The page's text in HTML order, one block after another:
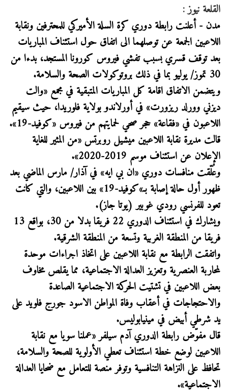
القلعة نيوز :
مدن - أعلنت رابطة دوري كرة السلة الأميركي للمحترفين ونقابة
اللاعبين الجمعة عن توصلهما الى اتفاق حول استئناف المباريات
بعد توقف قسري بسبب تفشي فيروس كورونا المستجد، بدءا من
30 تموز/ يوليو بما في ذلك بروتوكولات الصحة والسلامة.
ويتضمن الاتفاق اقامة كل المباريات المتبقية في مجمع «والت
ديزني وورلد ريزورت» في أورلاندو بولاية فلوريدا، حيث سيقيم
اللاعبون في «فقاعة» حجر صحي لحمايتهم من فيروس «كوفيد-19».
قالت مديرة نقابة اللاعبين ميشيل روبرتس «من المثير للغاية
الإعلان عن استئناف موسم 2019-2020».
وعُلّقت منافسات دوري «ان بي ايه» في آذار/ مارس الماضي بعد
ظهور أول حالة إصابة بـ»كوفيد-19» بين اللاعبين، والتي كانت
تعود للفرنسي رودي غوبير (يوتا جاز).
ويشارك في استئناف الدوري 22 فريقا بدلا من 30، بواقع 13
فريقا من المنطقة الغربية وتسعة من المنطقة الشرقية.
واتفقت الرابطة مع نقابة اللاعبين على اتخاذ اجراءات موحدة
لمحاربة العنصرية وتعزيز العدالة الاجتماعية، مما يقلص مخاوف
بعض اللاعبين في تشتيت الحركة الاجتماعية الصاعدة
والاحتجاجات في أعقاب وفاة المواطن الاسود جورج فلويد على
يد شرطي أبيض في مينيابوليس.
قال مفوّض رابطة الدوري آدم سيلفر «عملنا سويا مع نقابة
اللاعبين لوضع خطة استئناف تعطي الأولوية للصحة والسلامة،
تحافظ على النزاهة التنافسية وتوفر منصة للتعامل مع ضحايا العدالة
الاجتماعية».